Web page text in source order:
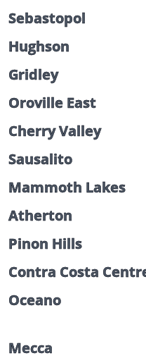
Sebastopol
Hughson
Gridley
Oroville East
Cherry Valley
Sausalito
Mammoth Lakes
Atherton
Pinon Hills
Contra Costa
Oceano
Mecca